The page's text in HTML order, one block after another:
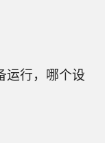
运行，哪个设